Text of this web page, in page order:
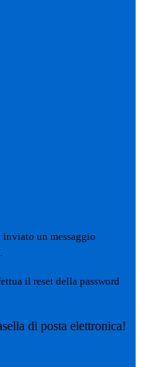
inviato un messaggio
il reset della password
di posta elettronica!